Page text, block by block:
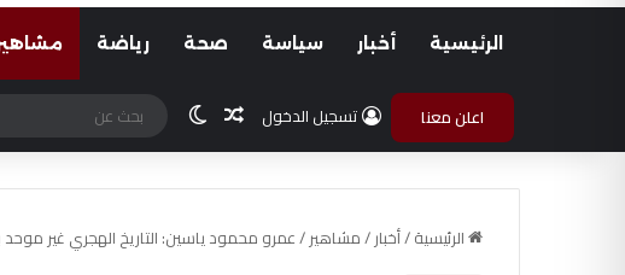
الرئيسية أخبار سياسة صحة رياضة
اعلن معنا تسجيل الدخول مقال عشوائي
الوضع المظلم
الرئيسية/أخبار/مشاهير/عمرو محمود ياسين: ‏التاريخ الهجري غير موحد